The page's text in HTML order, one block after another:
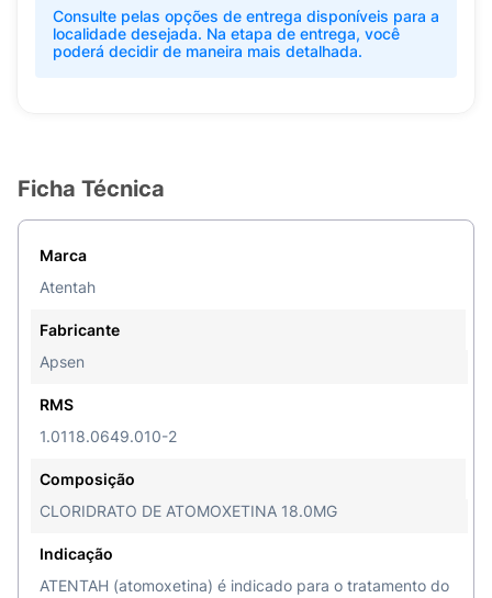
Consulte pelas opções de entrega disponíveis para a
localidade desejada. Na etapa de entrega, você
poderá decidir de maneira mais detalhada.
Ficha Técnica
Marca
Atentah
Fabricante
Apsen
RMS
1.0118.0649.010-2
Composição
CLORIDRATO DE ATOMOXETINA 18.0MG
Indicação
ATENTAH (atomoxetina) é indicado para o tratamento do